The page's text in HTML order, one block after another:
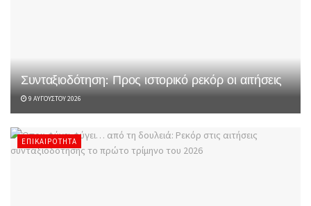
Συνταξιοδότηση: Προς ιστορικό ρεκόρ οι αιτήσεις
9 ΑΥΓΟΎΣΤΟΥ 2026
ΕΠΙΚΑΙΡΌΤΗΤΑ